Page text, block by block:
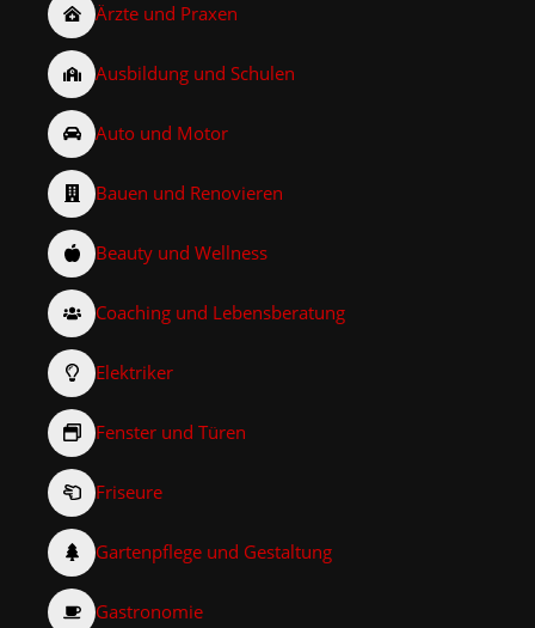
Ärzte und Praxen
Ausbildung und Schulen
Auto und Motor
Bauen und Renovieren
Beauty und Wellness
Coaching und Lebensberatung
Elektriker
Fenster und Türen
Friseure
Gartenpflege und Gestaltung
Gastronomie